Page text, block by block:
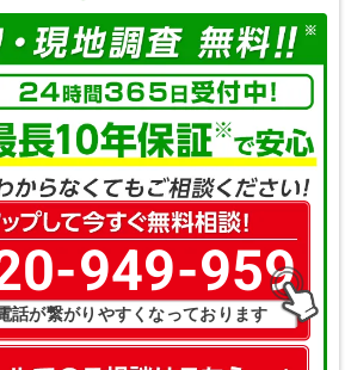
光に敏感なため、強力なLEDス
木酢液など）を組み合わせて屋
ます。イタチはわずかな隙間か
ため、パンチングメタルや変成
どを用いて、針の穴を通さない
間封鎖が不可欠です。
949-959
話が繋がりやすくなっております